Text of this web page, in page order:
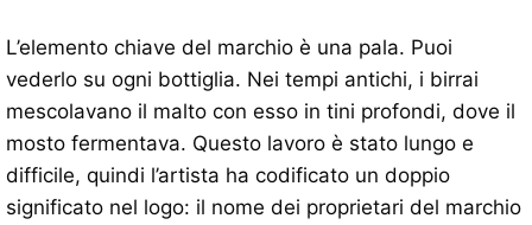
L’elemento chiave del marchio è una pala. Puoi
vederlo su ogni bottiglia. Nei tempi antichi, i birrai
mescolavano il malto con esso in tini profondi, dove il
mosto fermentava. Questo lavoro è stato lungo e
difficile, quindi l’artista ha codificato un doppio
significato nel logo: il nome dei proprietari del marchio